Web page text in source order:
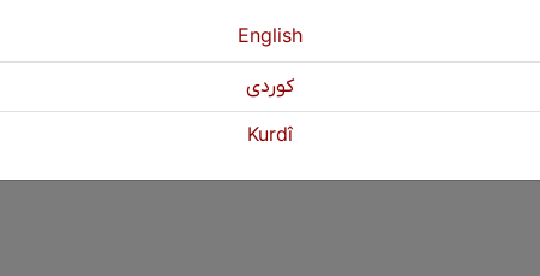
« Pêştir 120 121 122 Paşî
English
كوردی
Kurdî